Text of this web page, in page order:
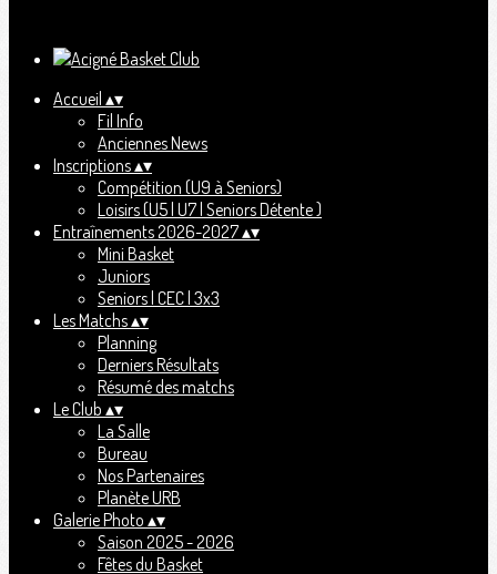
Accueil ▴▾
Fil Info
Anciennes News
Inscriptions▴▾
Compétition (U9 à Seniors)
Loisirs (U5 | U7 | Seniors Détente )
Entraînements 2026-2027▴▾
Mini Basket
Juniors
Seniors | CEC | 3x3
Les Matchs▴▾
Planning
Derniers Résultats
Résumé des matchs
Le Club ▴▾
La Salle
Bureau
Nos Partenaires
Planète URB
Galerie Photo ▴▾
Saison 2025 - 2026
Fêtes du Basket